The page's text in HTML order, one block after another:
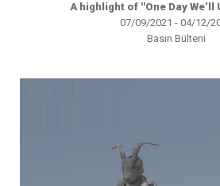
A highlight of ''One Day
07/09/2021 - 04/12/
Basın Bülteni